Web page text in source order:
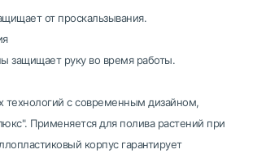
от проскальзывания.
защищает руку во время работы.
технологий с современным дизайном,
Применяется для полива растений при
корпус гарантирует